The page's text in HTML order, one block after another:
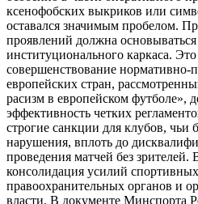
ксенофобских выкриков или
оставался значимым пробелом.
проявлений должна
институционального каркаса.
совершенствование
европейских стран,
расизм в европейском футболе»,
эффективность четких
строгие санкции для клубов, чьи
нарушения, вплоть до
проведения матчей без
консолидация усилий
правоохранительных органов и
власти. В документе Минспорта